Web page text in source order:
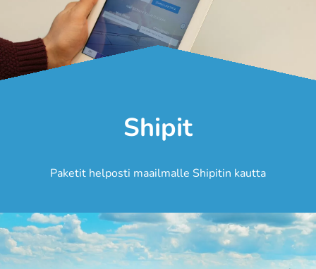
Shipit
Paketit helposti maailmalle Shipitin kautta